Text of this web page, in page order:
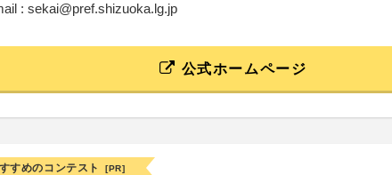
: sekai@pref.shizuoka.lg.jp
公式ホームページ
すめのコンテスト [PR]